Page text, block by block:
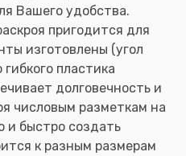
Вашего удобства.
пригодится для
изготовлены (угол
пластика
долговечность и
числовым разметкам на
и быстро создать
к разным размерам